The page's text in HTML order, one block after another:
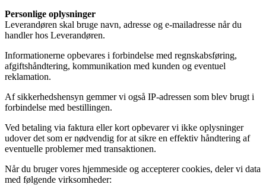
Personlige oplysninger
Leverandøren skal bruge navn, adresse og e-mailadresse når du
handler hos Leverandøren.
Informationerne opbevares i forbindelse med regnskabsføring,
afgiftshåndtering, kommunikation med kunden og eventuel
reklamation.
Af sikkerhedshensyn gemmer vi også IP-adressen som blev brugt i
forbindelse med bestillingen.
Ved betaling via faktura eller kort opbevarer vi ikke oplysninger
udover det som er nødvendig for at sikre en effektiv håndtering af
eventuelle problemer med transaktionen.
Når du bruger vores hjemmeside og accepterer cookies, deler vi data
med følgende virksomheder: